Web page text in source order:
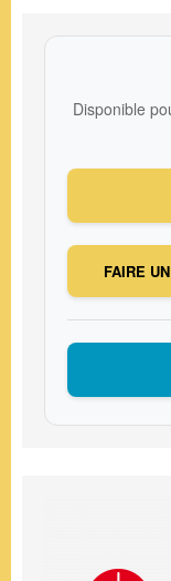
Disponible
FAIRE